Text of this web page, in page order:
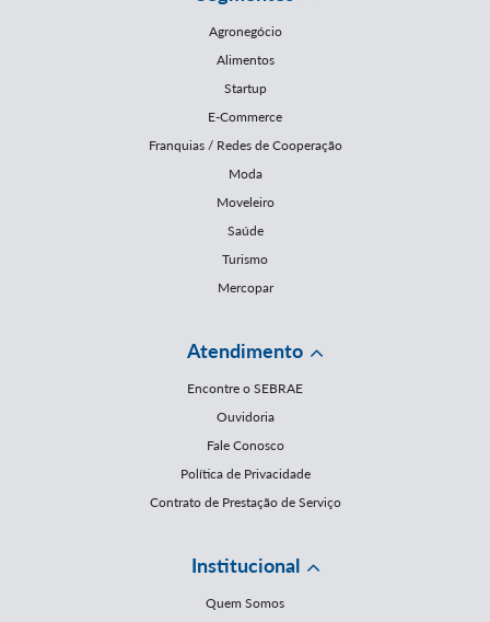
Agronegócio
Alimentos
Startup
E-Commerce
Franquias / Redes de Cooperação
Moda
Moveleiro
Saúde
Turismo
Mercopar
Atendimento
Encontre o SEBRAE
Ouvidoria
Fale Conosco
Política de Privacidade
Contrato de Prestação de Serviço
Institucional
Quem Somos